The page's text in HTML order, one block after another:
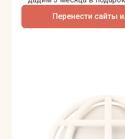
Перенести сайты